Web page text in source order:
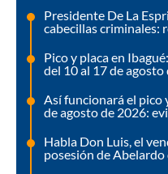
Presidente De La
cabecillas criminales:
Pico y placa en
del 10 al 17 de agosto
Así funcionará el pico
de agosto de 2026:
Habla Don Luis, el
posesión de Abelardo